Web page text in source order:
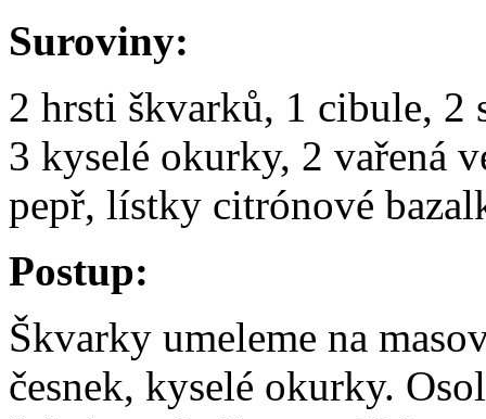
Suroviny:
2 hrsti škvarků, 1 cibule, 2
3 kyselé okurky, 2 vařená
pepř, lístky citrónové
Postup:
Škvarky umeleme na
česnek, kyselé okurky.